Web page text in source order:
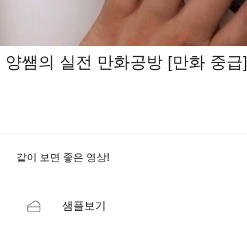
양쌤의 실전 만화공방 [만화 중급]
같이 보면 좋은 영상!
샘플보기